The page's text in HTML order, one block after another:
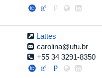
Lattes
carolina@ufu.br
+55 34 3291-8350